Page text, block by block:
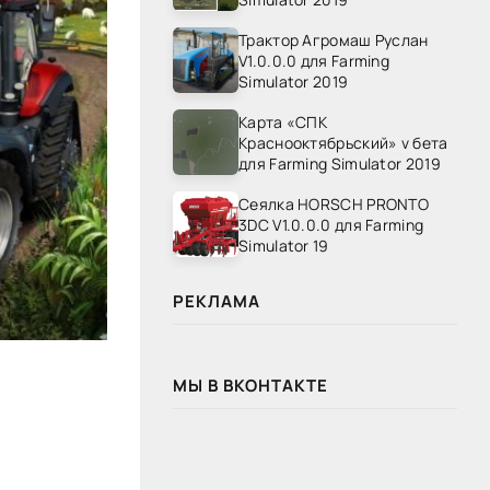
Трактор Агромаш Руслан
V1.0.0.0 для Farming
Simulator 2019
Карта «СПК
Краснооктябрьский» v бета
для Farming Simulator 2019
Сеялка HORSCH PRONTO
3DC V1.0.0.0 для Farming
Simulator 19
РЕКЛАМА
МЫ В ВКОНТАКТЕ